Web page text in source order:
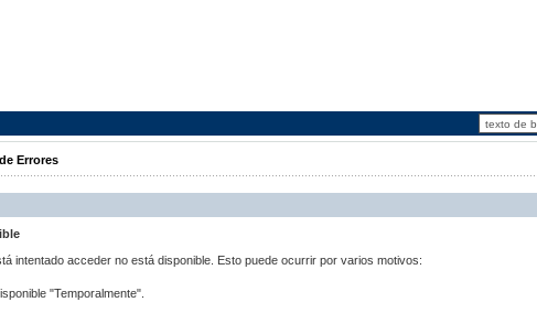
Errores
intentado acceder no está disponible. Esto puede ocurrir por varios motivos:
"Temporalmente".